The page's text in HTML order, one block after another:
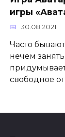
игры
30.08.2021
Часто
нечем
свободное